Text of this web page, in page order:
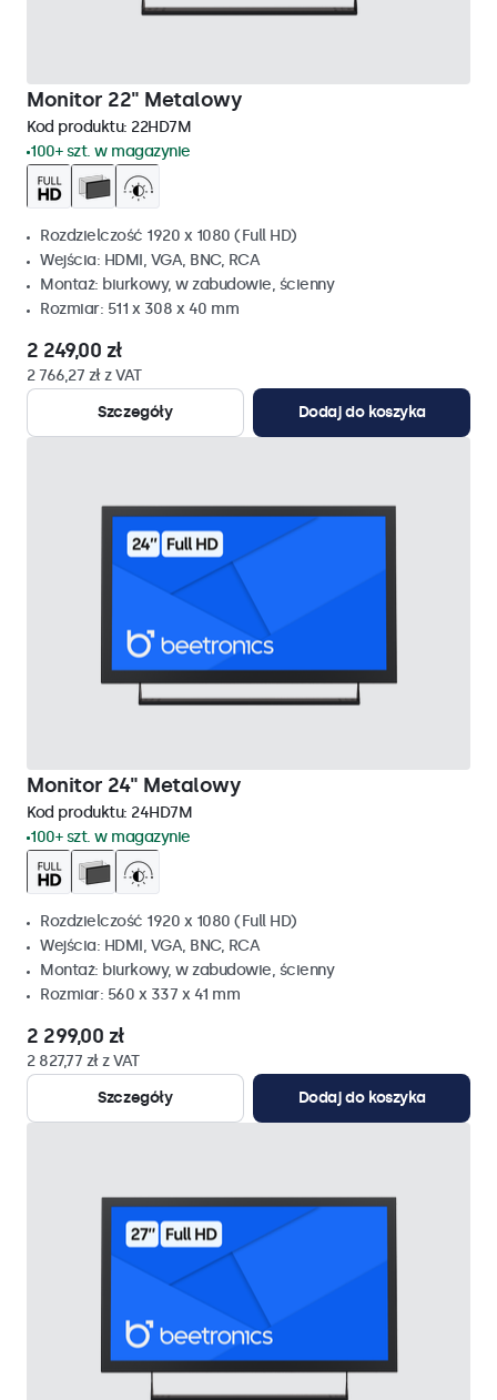
Monitor 22" Metalowy
Kod produktu: 22HD7M
100+ szt. w magazynie
Rozdzielczość 1920 x 1080 (Full HD)
Wejścia: HDMI, VGA, BNC, RCA
Montaż: biurkowy, w zabudowie, ścienny
Rozmiar: 511 x 308 x 40 mm
2 249,00 zł
2 766,27 zł z VAT
Szczegóły
Dodaj do koszyka
Monitor 24" Metalowy
Kod produktu: 24HD7M
100+ szt. w magazynie
Rozdzielczość 1920 x 1080 (Full HD)
Wejścia: HDMI, VGA, BNC, RCA
Montaż: biurkowy, w zabudowie, ścienny
Rozmiar: 560 x 337 x 41 mm
2 299,00 zł
2 827,77 zł z VAT
Szczegóły
Dodaj do koszyka